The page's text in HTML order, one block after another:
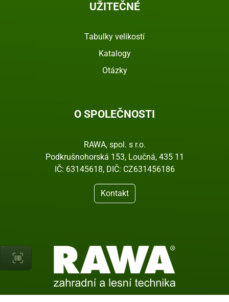
UŽITEČNÉ
Tabulky velikostí
Katalogy
Otázky
O SPOLEČNOSTI
RAWA, spol. s r.o.
Podkrušnohorská 153, Loučná, 435 11
IČ: 63145618, DIČ: CZ631456186
Kontakt